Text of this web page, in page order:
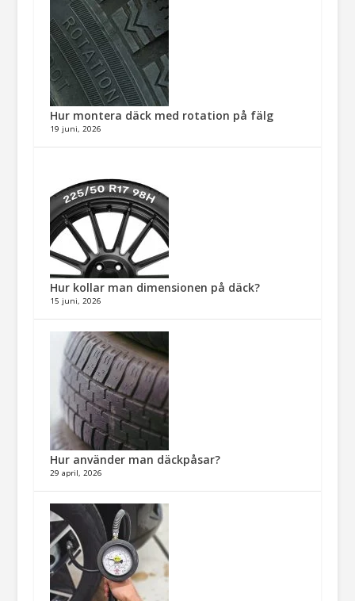
Hur montera däck med rotation på fälg​
19 juni, 2026
Hur kollar man dimensionen på däck?
15 juni, 2026
Hur använder man däckpåsar?
29 april, 2026